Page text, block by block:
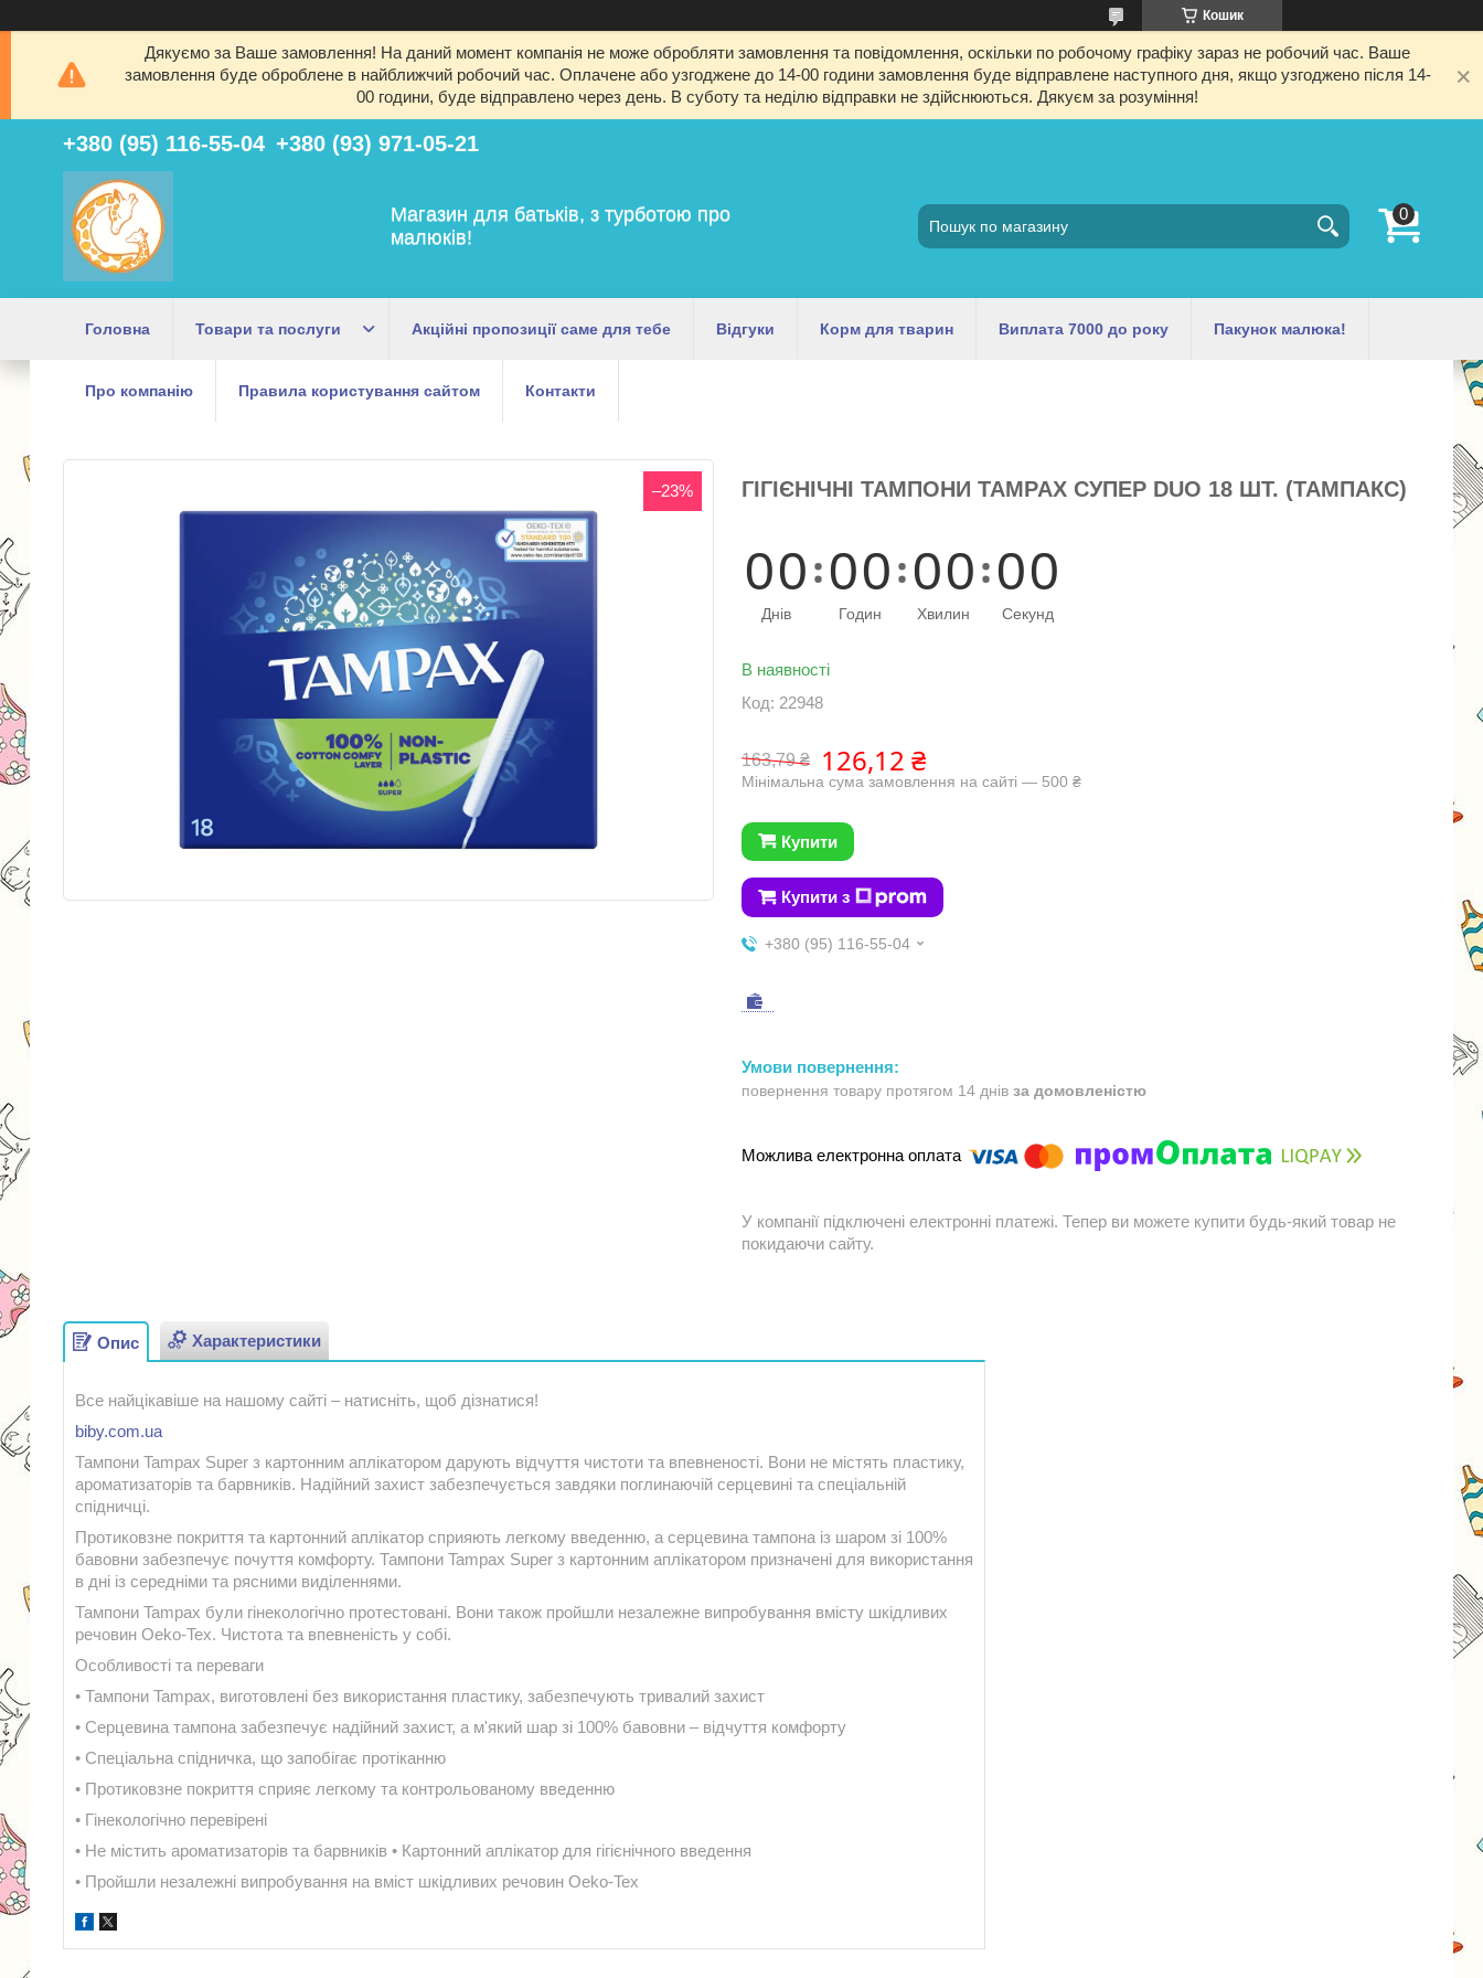
Кошик
Дякуємо за Ваше замовлення! На даний момент компанія не може обробляти замовлення та повідомлення, оскільки по робочому графіку зараз не робочий час. Ваше
замовлення буде оброблене в найближчий робочий час. Оплачене або узгоджене до 14-00 години замовлення буде відправлене наступного дня, якщо узгоджено після 14-
00 години, буде відправлено через день. В суботу та неділю відправки не здійснюються. Дякуєм за розуміння!
+380 (95) 116-55-04 +380 (93) 971-05-21
Магазин для батьків, з турботою про
малюків!
Головна Товари та послуги Акційні пропозиції саме для тебе Відгуки Корм для тварин Виплата 7000 до року Пакунок малюка!
Про компанію Правила користування сайтом Контакти
–23% ГІГІЄНІЧНІ ТАМПОНИ TAMPAX СУПЕР DUO ​​18 ШТ. (ТАМПАКС)
00
Днів
00
Годин
00
Хвилин
00
Секунд
В наявності
Код: 22948
163,79 ₴ 126,12 ₴
Мінімальна сума замовлення на сайті — 500 ₴
Купити
Купити з
+380 (95) 116-55-04
повернення товару протягом 14 днів за домовленістю
У компанії підключені електронні платежі. Тепер ви можете купити будь-який товар не
покидаючи сайту.
Опис Характеристики
Все найцікавіше на нашому сайті – натисніть, щоб дізнатися!
biby.com.ua
Тампони Tampax Super з картонним аплікатором дарують відчуття чистоти та впевненості. Вони не містять пластику,
ароматизаторів та барвників. Надійний захист забезпечується завдяки поглинаючій серцевині та спеціальній
спідничці.
Протиковзне покриття та картонний аплікатор сприяють легкому введенню, а серцевина тампона із шаром зі 100%
бавовни забезпечує почуття комфорту. Тампони Tampax Super з картонним аплікатором призначені для використання
в дні із середніми та рясними виділеннями.
Тампони Tampax були гінекологічно протестовані. Вони також пройшли незалежне випробування вмісту шкідливих
речовин Oeko-Tex. Чистота та впевненість у собі.
Особливості та переваги
• Тампони Tampax, виготовлені без використання пластику, забезпечують тривалий захист
• Серцевина тампона забезпечує надійний захист, а м'який шар зі 100% бавовни – відчуття комфорту
• Спеціальна спідничка, що запобігає протіканню
• Протиковзне покриття сприяє легкому та контрольованому введенню
• Гінекологічно перевірені
• Не містить ароматизаторів та барвників • Картонний аплікатор для гігієнічного введення
• Пройшли незалежні випробування на вміст шкідливих речовин Oeko-Tex